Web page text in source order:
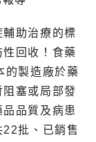
助治療的標
回收！食藥
的製造廠於藥
塞或局部發
品質及病患
批、已銷售